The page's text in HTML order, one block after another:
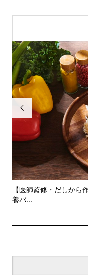

【医師監修・だしから
養バ...